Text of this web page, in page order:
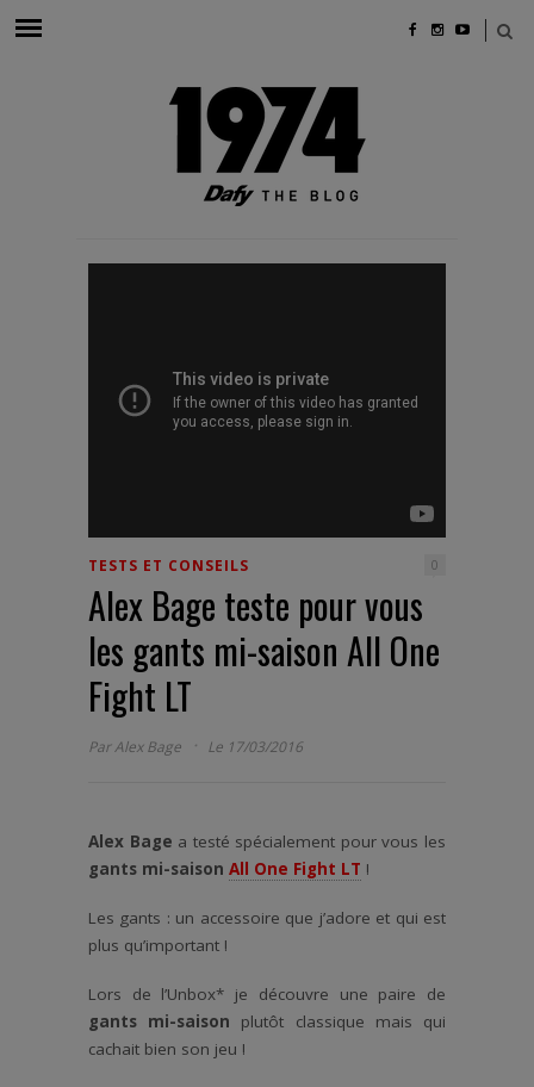
TESTS ET CONSEILS 0
Alex Bage teste pour vous
les gants mi-saison All One
Fight LT
ParAlex Bage · Le 17/03/2016
Alex Bage a testé spécialement pour vous les
gants mi-saison All One Fight LT !
Les gants : un accessoire que j’adore et qui est
plus qu’important !
Lors de l’Unbox* je découvre une paire de
gants mi-saison plutôt classique mais qui
cachait bien son jeu !